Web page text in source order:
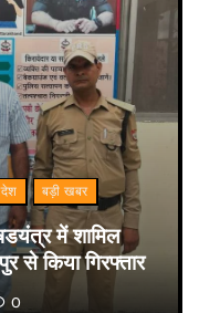
बड़ी खबर
में शामिल
से किया गिरफ्तार
0